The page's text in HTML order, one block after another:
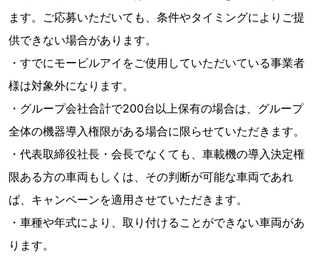
ます。ご応募いただいても、条件やタイミングによりご提
供できない場合があります。
・すでにモービルアイをご使用していただいている事業者
様は対象外になります。
・グループ会社合計で200台以上保有の場合は、グループ
全体の機器導入権限がある場合に限らせていただきます。
・代表取締役社長・会長でなくても、車載機の導入決定権
限ある方の車両もしくは、その判断が可能な車両であれ
ば、キャンペーンを適用させていただきます。
・車種や年式により、取り付けることができない車両があ
ります。